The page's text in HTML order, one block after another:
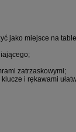
jako miejsce na
zatrzaskowymi;
i rękawami